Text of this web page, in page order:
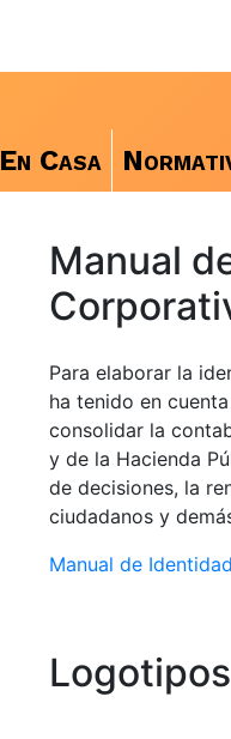
En Casa
Manual
Para elaborar la
ha tenido en
consolidar la
y de la Hacienda
de decisiones, la
ciudadanos y
Manual de
Logotipos